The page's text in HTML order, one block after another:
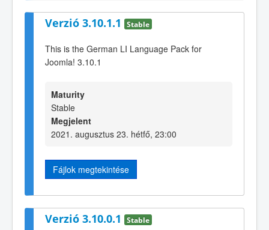
Verzió 3.10.1.1 Stable
This is the German LI Language Pack for
Joomla! 3.10.1
Maturity
Stable
Megjelent
2021. augusztus 23. hétfő, 23:00
Fájlok megtekintése
Verzió 3.10.0.1 Stable